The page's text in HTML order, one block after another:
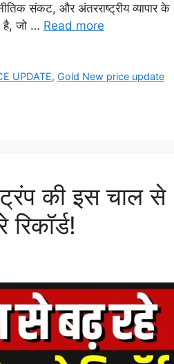
संकट, और अंतरराष्ट्रीय व्यापार के
है, जो … Read more
UPDATE, Gold New price update
की इस चाल से